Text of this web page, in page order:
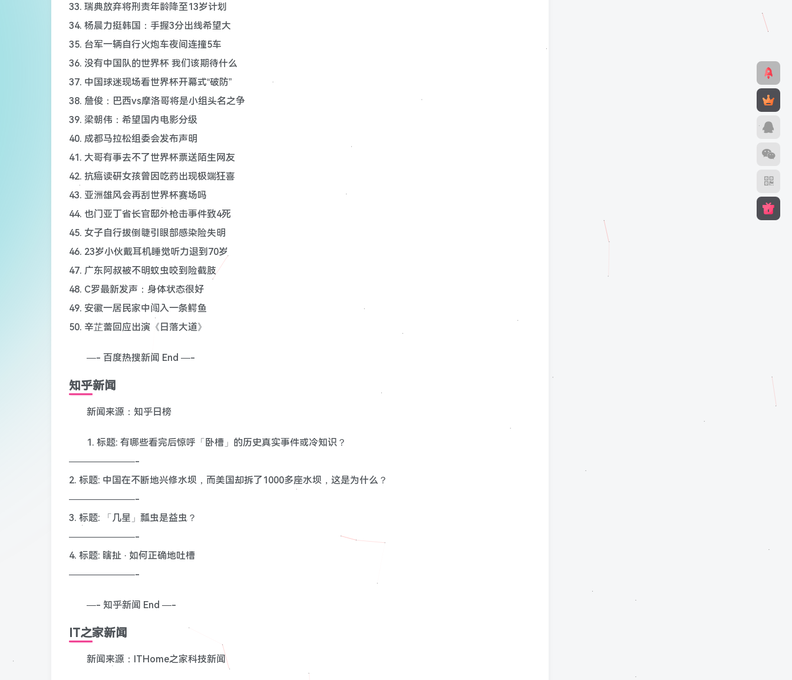
33. 瑞典放弃将刑责年龄降至13岁计划
34. 杨晨力挺韩国：手握3分出线希望大
35. 台军一辆自行火炮车夜间连撞5车
36. 没有中国队的世界杯 我们该期待什么
37. 中国球迷现场看世界杯开幕式“破防”
38. 詹俊：巴西vs摩洛哥将是小组头名之争
39. 梁朝伟：希望国内电影分级
40. 成都马拉松组委会发布声明
41. 大哥有事去不了世界杯票送陌生网友
42. 抗癌读研女孩曾因吃药出现极端狂喜
43. 亚洲雄风会再刮世界杯赛场吗
44. 也门亚丁省长官邸外枪击事件致4死
45. 女子自行拔倒睫引眼部感染险失明
46. 23岁小伙戴耳机睡觉听力退到70岁
47. 广东阿叔被不明蚊虫咬到险截肢
48. C罗最新发声：身体状态很好
49. 安徽一居民家中闯入一条鳄鱼
50. 辛芷蕾回应出演《日落大道》
—- 百度热搜新闻 End —-
知乎新闻
新闻来源：知乎日榜
1. 标题: 有哪些看完后惊呼「卧槽」的历史真实事件或冷知识？
———————-
2. 标题: 中国在不断地兴修水坝，而美国却拆了1000多座水坝，这是为什么？
———————-
3. 标题: 「几星」瓢虫是益虫？
———————-
4. 标题: 瞎扯 · 如何正确地吐槽
———————-
—- 知乎新闻 End —-
IT之家新闻
新闻来源：ITHome之家科技新闻